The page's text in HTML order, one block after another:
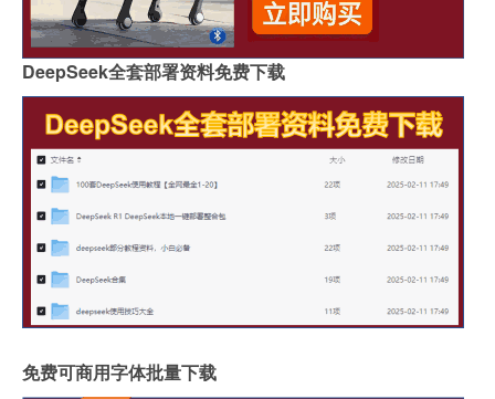
DeepSeek全套部署资料免费下载
免费可商用字体批量下载